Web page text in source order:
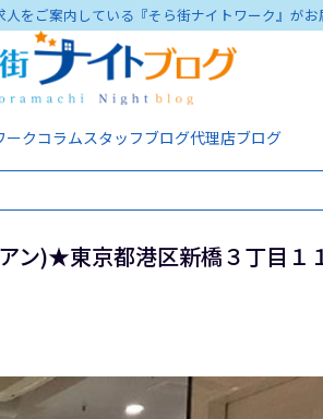
をご案内している『そら街ナイトワーク』がお
ークコラムスタッフブログ代理店ブログ
)★東京都港区新橋３丁目１